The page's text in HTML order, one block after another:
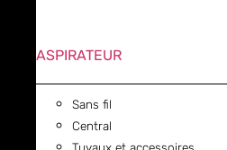
ASPIRATEUR
Sans fil
Central